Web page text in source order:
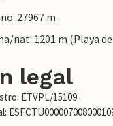
27967 m
nat: 1201 m (Playa de
legal
ETVPL/15109